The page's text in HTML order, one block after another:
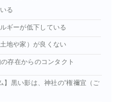
る
ギーが低下している
地や家）が良くない
存在からのコンタクト
】黒い影は、神社の“権禰宜（ご